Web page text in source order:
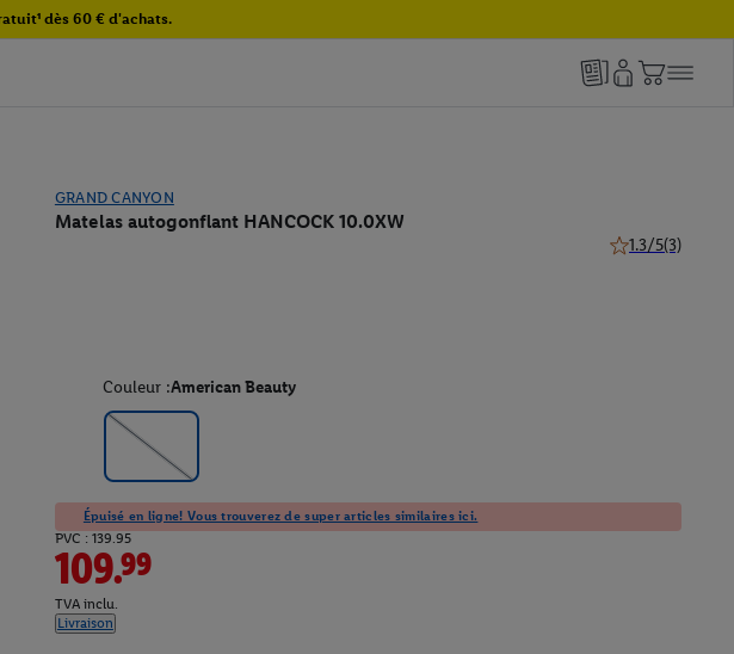
dès 60 € d'achats.
GRAND CANYON
Matelas autogonflant HANCOCK 10.0XW
1.3/5(3)
Couleur :American Beauty
Épuisé en ligne! Vous trouverez de super articles similaires ici.
PVC : 139.95
109.99
TVA inclu.
Livraison